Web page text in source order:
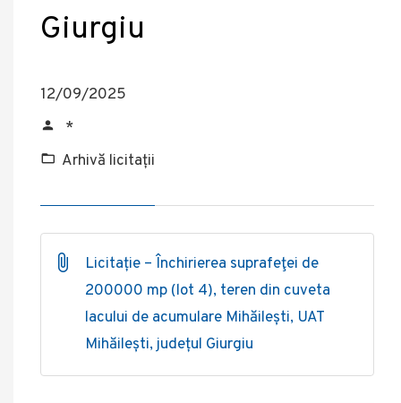
Giurgiu
12/09/2025
*
Arhivă licitații
Licitație – Închirierea suprafeţei de
200000 mp (lot 4), teren din cuveta
lacului de acumulare Mihăilești, UAT
Mihăilești, județul Giurgiu